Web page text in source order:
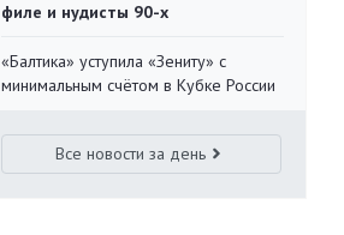
филе и нудисты 90-х
«Балтика» уступила «Зениту» с
минимальным счётом в Кубке России
Все новости за день